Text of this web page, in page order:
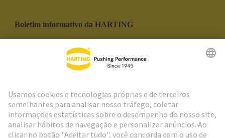
Boletim informativo da HARTING
Social Media